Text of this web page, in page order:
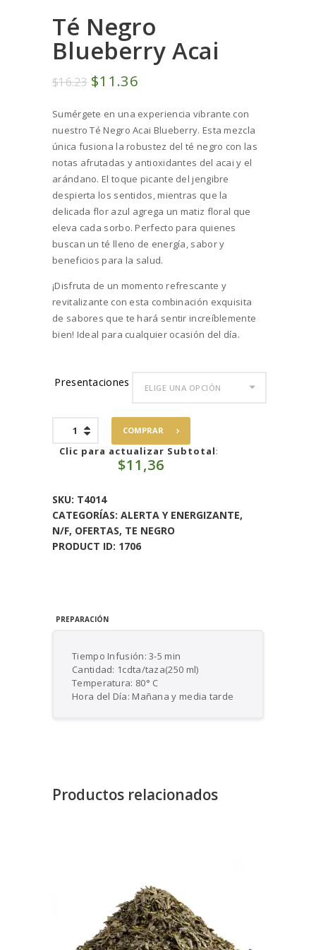
Té Negro
Blueberry Acai
$1623 El
original
era:
$162
3
.
$11 36
actual
es:
$113
6
.
Sumérgete en una experiencia vibrante con
nuestro Té Negro Acai Blueberry. Esta mezcla
única fusiona la robustez del té negro con las
notas afrutadas y antioxidantes del acai y el
arándano. El toque picante del jengibre
despierta los sentidos, mientras que la
delicada flor azul agrega un matiz floral que
eleva cada sorbo. Perfecto para quienes
buscan un té lleno de energía, sabor y
beneficios para la salud.
¡Disfruta de un momento refrescante y
revitalizante con esta combinación exquisita
de sabores que te hará sentir increíblemente
bien! Ideal para cualquier ocasión del día.
Presentaciones
Negro
Blueberry
COMPRAR
Clic para actualizar Subtotal:
$11,36
SKU: T4014
CATEGORÍAS: ALERTA Y ENERGIZANTE,
N/F, OFERTAS, TE NEGRO
PRODUCT ID: 1706
PREPARACIÓN
Tiempo Infusión: 3-5 min
Cantidad: 1cdta/taza(250 ml)
Temperatura: 80° C
Hora del Día: Mañana y media tarde
Productos relacionados